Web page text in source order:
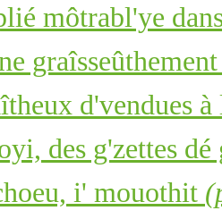
môtrabl'ye
d'vendues
des g'zettes
i' mouothit